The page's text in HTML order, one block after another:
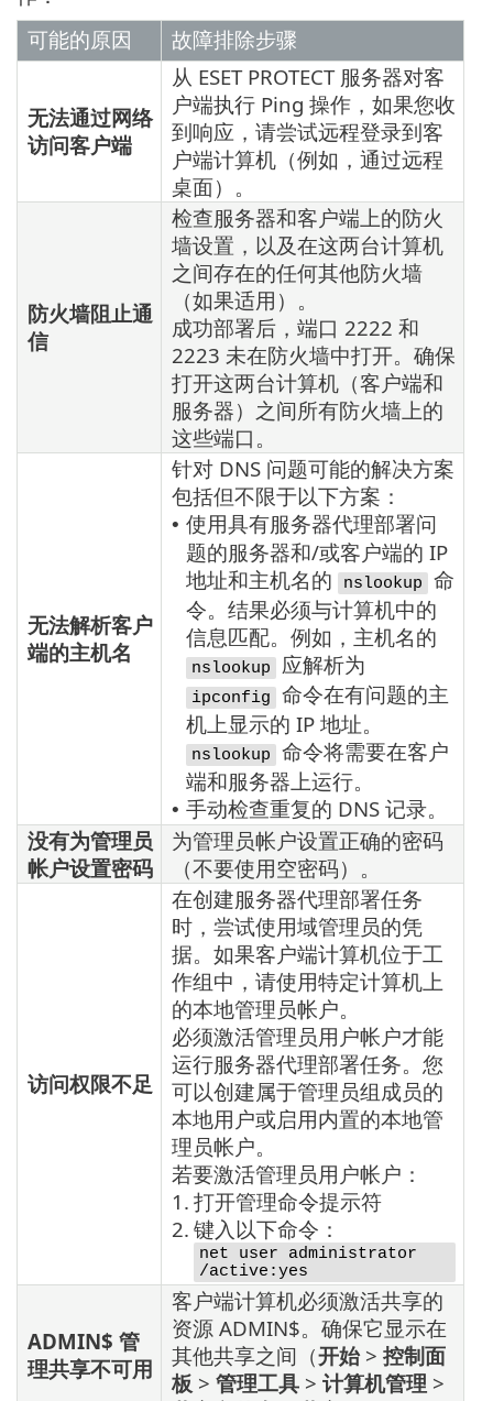
可能的原因
故障排除步骤
无法通过网络
访问客户端
从 ESET PROTECT 服务器对客
户端执行 Ping 操作，如果您收
到响应，请尝试远程登录到客
户端计算机（例如，通过远程
桌面）。
防火墙阻止通
信
检查服务器和客户端上的防火
墙设置，以及在这两台计算机
之间存在的任何其他防火墙
（如果适用）。
成功部署后，端口 2222 和
2223 未在防火墙中打开。确保
打开这两台计算机（客户端和
服务器）之间所有防火墙上的
这些端口。
无法解析客户
端的主机名
针对 DNS 问题可能的解决方案
包括但不限于以下方案：
• 使用具有服务器代理部署问
题的服务器和/或客户端的 IP
地址和主机名的
nslookup
命
令。结果必须与计算机中的
信息匹配。例如，主机名的
nslookup 应解析为
ipconfig
命令在有问题的主
机上显示的 IP 地址。
nslookup
命令将需要在客户
端和服务器上运行。
• 手动检查重复的 DNS 记录。
没有为管理员
帐户设置密码
为管理员帐户设置正确的密码
（不要使用空密码）。
访问权限不足
在创建服务器代理部署任务
时，尝试使用域管理员的凭
据。如果客户端计算机位于工
作组中，请使用特定计算机上
的本地管理员帐户。
必须激活管理员用户帐户才能
运行服务器代理部署任务。您
可以创建属于管理员组成员的
本地用户或启用内置的本地管
理员帐户。
若要激活管理员用户帐户：
1. 打开管理命令提示符
2. 键入以下命令：
net user administrator
/active:yes
ADMIN$ 管
理共享不可用
客户端计算机必须激活共享的
资源 ADMIN$。确保它显示在
其他共享之间（开始> 控制面
板 > 管理工具 > 计算机管理 >